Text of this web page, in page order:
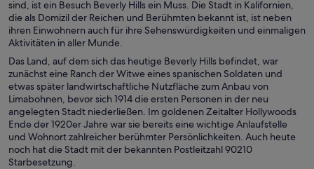
sind, ist ein Besuch Beverly Hills ein Muss. Die Stadt in Kalifornien,
die als Domizil der Reichen und Berühmten bekannt ist, ist neben
ihren Einwohnern auch für ihre Sehenswürdigkeiten und einmaligen
Aktivitäten in aller Munde.
Das Land, auf dem sich das heutige Beverly Hills befindet, war
zunächst eine Ranch der Witwe eines spanischen Soldaten und
etwas später landwirtschaftliche Nutzfläche zum Anbau von
Limabohnen, bevor sich 1914 die ersten Personen in der neu
angelegten Stadt niederließen. Im goldenen Zeitalter Hollywoods
Ende der 1920er Jahre war sie bereits eine wichtige Anlaufstelle
und Wohnort zahlreicher berühmter Persönlichkeiten. Auch heute
noch hat die Stadt mit der bekannten Postleitzahl 90210
Starbesetzung.